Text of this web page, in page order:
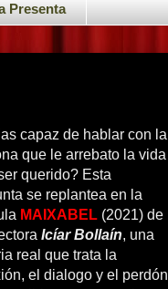
Presenta
capaz de hablar con la
que le arrebato la vida
querido? Esta
se replantea en la
MAIXABEL (2021) de
Icíar Bollaín, una
real que trata la
el dialogo y el perdón